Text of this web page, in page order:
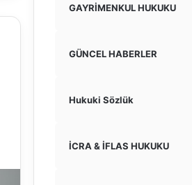
GAYRİMENKUL HUKUKU
GÜNCEL HABERLER
Hukuki Sözlük
İCRA & İFLAS HUKUKU